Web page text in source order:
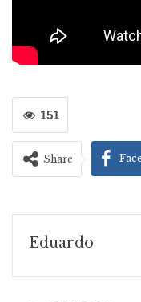
151
Share
Eduardo